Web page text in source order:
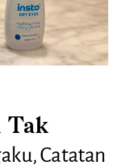
Tak
Catatan